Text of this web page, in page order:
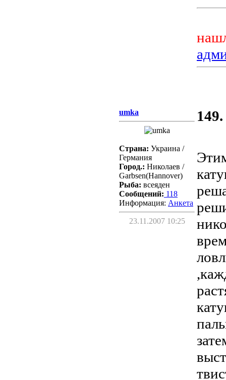
umka
Страна: Украина /
Германия
Город.: Николаев /
Garbsen(Hannover)
Рыба: всеяден
Сообщений: 118
Информация: Aнкета
23.11.2007 10:25
149.